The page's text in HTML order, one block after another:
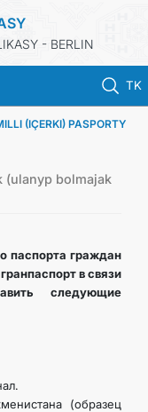
- BERLIN
TK
(IÇERKI) PASPORTY
(ulanyp bolmajak
паспорта граждан
в связи
следующие
(образец